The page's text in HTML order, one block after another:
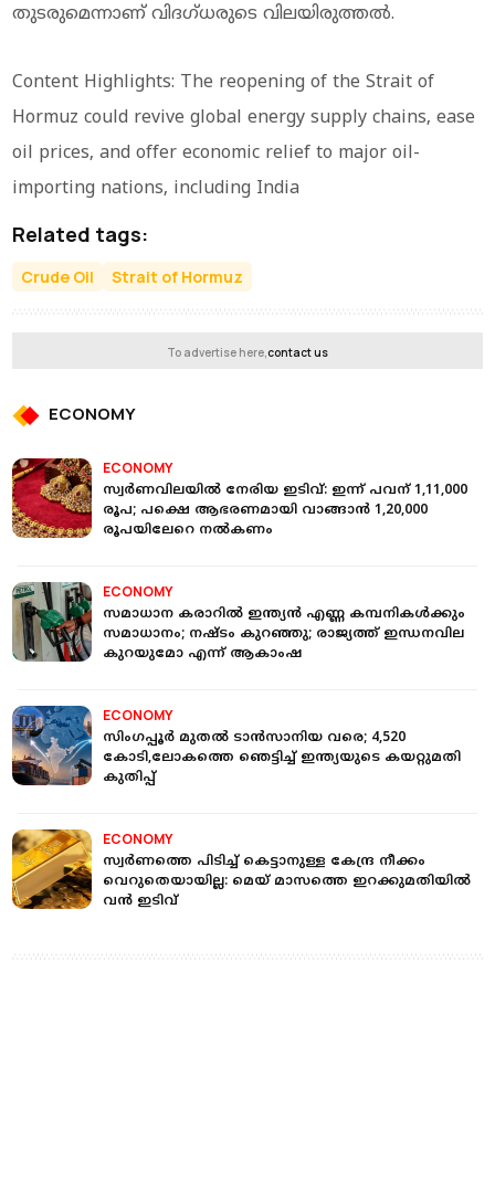
തുടരുമെന്നാണ് വിദഗ്ധരുടെ വിലയിരുത്തല്‍.
Content Highlights: The reopening of the Strait of
Hormuz could revive global energy supply chains, ease
oil prices, and offer economic relief to major oil-
importing nations, including India
Related tags:
Crude Oil Strait of Hormuz
To advertise here,contact us
ECONOMY
ECONOMY
സ്വർണവിലയില്‍ നേരിയ ഇടിവ്: ഇന്ന് പവന് 1,11,000
രൂപ; പക്ഷെ ആഭരണമായി വാങ്ങാന്‍ 1,20,000
രൂപയിലേറെ നല്‍കണം
ECONOMY
സമാധാന കരാറിൽ ഇന്ത്യൻ എണ്ണ കമ്പനികൾക്കും
സമാധാനം; നഷ്ടം കുറഞ്ഞു; രാജ്യത്ത് ഇന്ധനവില
കുറയുമോ എന്ന് ആകാംഷ
ECONOMY
സിംഗപ്പൂർ മുതൽ ടാൻസാനിയ വരെ; 4,520
കോടി,ലോകത്തെ ഞെട്ടിച്ച് ഇന്ത്യയുടെ കയറ്റുമതി
കുതിപ്പ്
ECONOMY
സ്വർണത്തെ പിടിച്ച് കെട്ടാനുള്ള കേന്ദ്ര നീക്കം
വെറുതെയായില്ല: മെയ് മാസത്തെ ഇറക്കുമതിയില്‍
വന്‍ ഇടിവ്